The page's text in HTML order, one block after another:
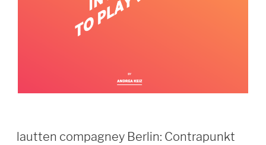
lautten compagney Berlin: Contrapunkt